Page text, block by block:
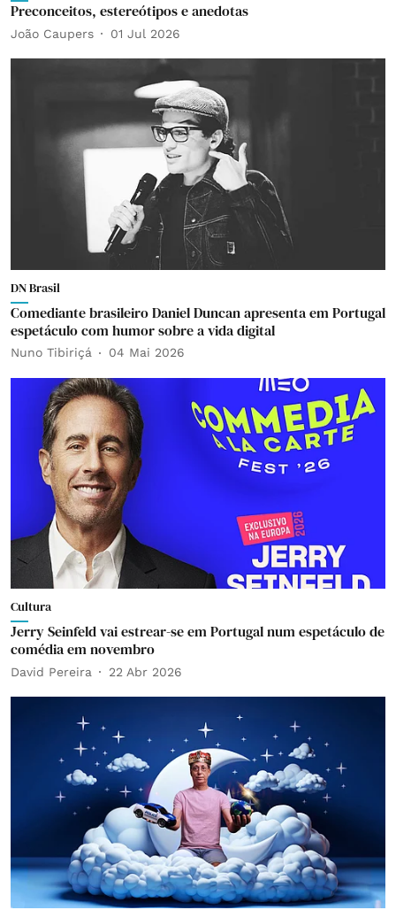
Preconceitos, estereótipos e anedotas
João Caupers 01 Jul 2026
DN Brasil
Comediante brasileiro Daniel Duncan apresenta em Portugal
espetáculo com humor sobre a vida digital
Nuno Tibiriçá 04 Mai 2026
Cultura
Jerry Seinfeld vai estrear-se em Portugal num espetáculo de
comédia em novembro
David Pereira 22 Abr 2026